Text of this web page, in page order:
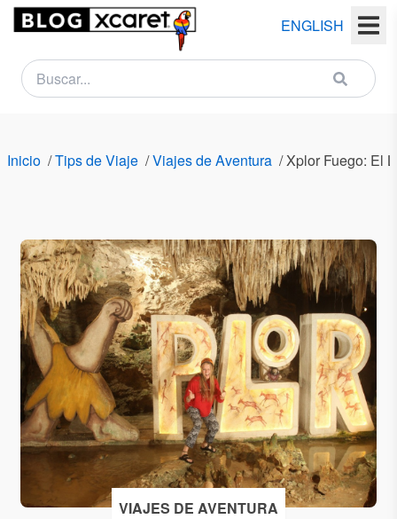
ENGLISH
Inicio /Tips de Viaje /Viajes de Aventura /Xplor Fuego: El
VIAJES DE AVENTURA
NEWSLETTER
Nombre
(s)
Email
País
Acepto
recibir
correos